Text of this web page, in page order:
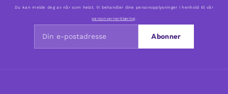
Du kan melde deg av når som helst. Vi behandler dine personopplysninger i henhold til vår
personvernerklæring
Abonner